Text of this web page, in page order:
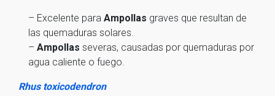
– Excelente para Ampollas graves que resultan de
las quemaduras solares.
– Ampollas severas, causadas por quemaduras por
agua caliente o fuego.
Rhus toxicodendron